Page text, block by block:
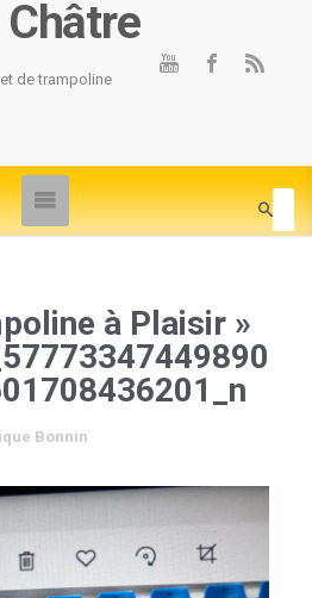
Châtre
de trampoline
à Plaisir »
Bonnin